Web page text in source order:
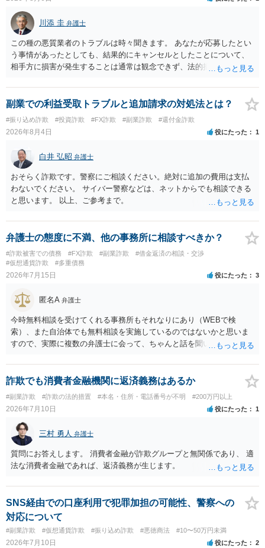
川添 圭 弁護士
この種の悪質業者のトラブルは時々聞きます。 あなたが応募したとい
う事情があったとしても、結果的にキャンセルとしたことについて、
相手方に損害が発生することは通常は観念できず、法的措置を採って
ず、最寄りの消費生活センターへ相談し、連絡を無視してよいかどう
かのアドバイスを受けられることをお勧めします。しつこいようであ
れば、弁護士へ依頼して警告してもらうことも必要になるかもしれま
せん。
副業での利益受取トラブルと追加請求の対処法とは？
#振り込め詐欺 #投資詐欺 #FX詐欺 #副業詐欺 #還付金詐欺
2026年8月4日 役にたった 1
白井 弘昭 弁護士
おそらく詐欺です。警察にご相談ください。絶対に追加の費用は支払
わないでください。 サイバー警察などは、ネットからでも相談できる
と思います。 以上、ご参考まで。
弁護士の態度に不満、他の事務所に相談すべきか？
#詐欺被害での債務 #FX詐欺 #副業詐欺
#借金返済の相談・交渉
#仮想通貨詐欺
#多重債務
2026年7月15日 役にたった 3
匿名A 弁護士
今時無料相談を受けてくれる事務所もそれなりにあり（WEBで検
索）、また自治体でも無料相談を実施しているのではないかと思いま
すので、実際に複数の弁護士に会って、ちゃんと話を聞いてくれる
はそもそも事案を把握できていないようですので、御相談の案件につ
いては弁護士として能力不足なのかもしれません。相手にしない方が
良いと思います。ただ、仮想通貨詐欺の被害回復は現実的には難しい
かもしれません。
詐欺でも消費者金融機関に返済義務はあるか
#副業詐欺 #詐欺の法的措置 #本名・住所・電話番号が不明 #200万円以上
2026年7月10日 役にたった 1
三村 勇人 弁護士
質問にお答えします。 消費者金融が詐欺グループと無関係であり、 適
法な消費者金融であれば、返済義務が生じます。
SNS経由での口座利用で犯罪加担の可能性、警察への
対応について
#副業詐欺 #仮想通貨詐欺 #振り込め詐欺 #悪徳商法 #10〜50万円未満
2026年7月10日 役にたった 2